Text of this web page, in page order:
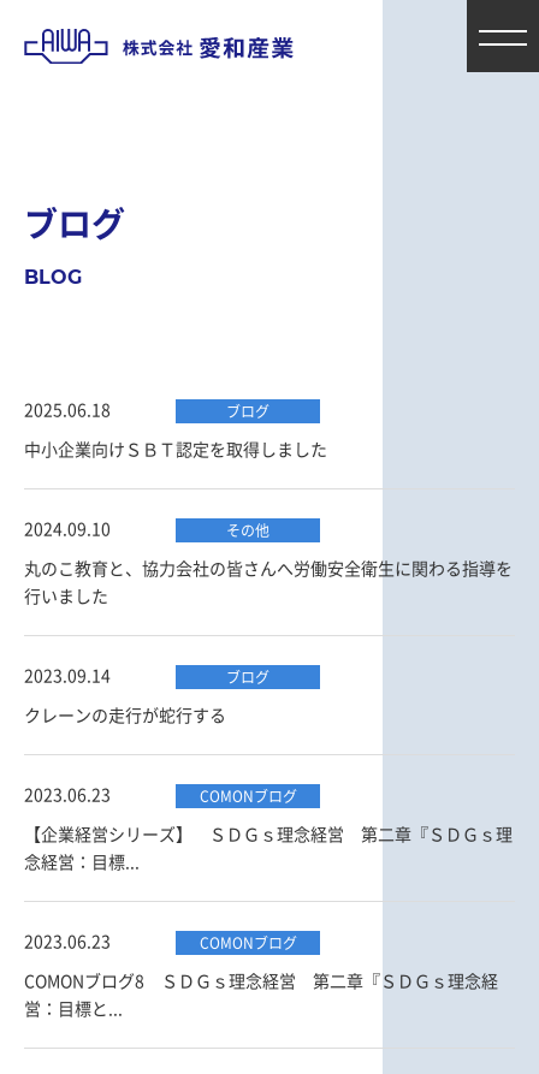
ブログ
BLOG
2025.06.18 ブログ
中小企業向けＳＢＴ認定を取得しました
2024.09.10 その他
丸のこ教育と、協力会社の皆さんへ労働安全衛生に関わる指導を
行いました
2023.09.14 ブログ
クレーンの走行が蛇行する
2023.06.23 COMONブログ
【企業経営シリーズ】 ＳＤＧｓ理念経営 第二章『ＳＤＧｓ理
念経営：目標...
2023.06.23 COMONブログ
COMONブログ8 ＳＤＧｓ理念経営 第二章『ＳＤＧｓ理念経
営：目標と...